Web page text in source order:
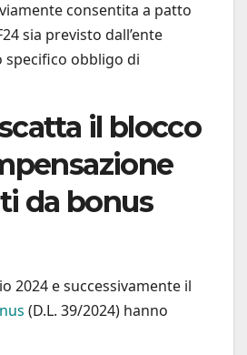
consentita a patto
sia previsto dall’ente
specifico obbligo di
il blocco
da bonus
2024 e successivamente il
(D.L. 39/2024) hanno